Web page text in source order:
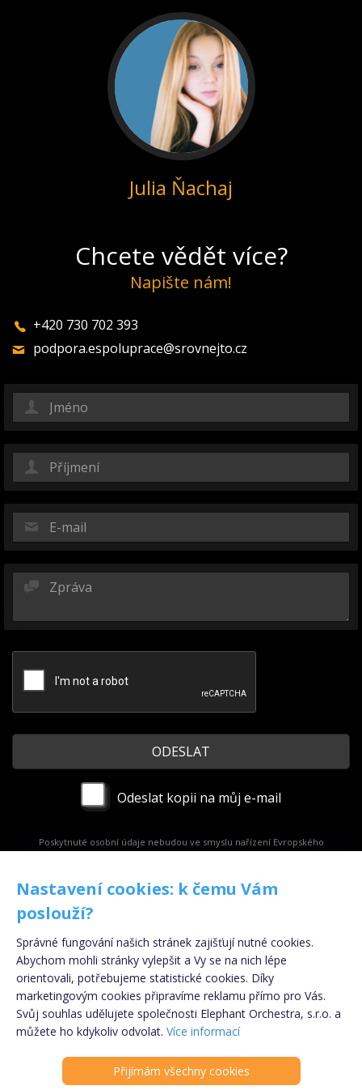
Julia Ňachaj
Chcete vědět více?
Napište nám!
+420 730 702 393
podpora.espoluprace@srovnejto.cz
Odeslat kopii na můj e-mail
Poskytnuté osobní údaje nebudou ve smyslu nařízení Evropského
parlamentu a Rady (EU) č. 2016/679 ze dne 27. dubna 2016, obecného nařízení
zodpovězení dotazu dojde k okamžité likvidaci osobních údajů.
Copyright © 2009 - 2024 - eSpolupráce.cz,
provozovatelem je Elephant Orchestra s.r.o., součástí
Klik.cz & ePojisteni.cz s.r.o.
Informace o souborech cookies|Podmínky
zpracování osobních údajů
Kontakt|Odhlášení z newsletteru
Registrujte seZDARMA
PARTNER
Nastavení cookies: k čemu Vám
poslouží?
Správné fungování našich stránek zajišťují nutné cookies.
Abychom mohli stránky vylepšit a Vy se na nich lépe
orientovali, potřebujeme statistické cookies. Díky
marketingovým cookies připravíme reklamu přímo pro Vás.
Svůj souhlas udělujete společnosti Elephant Orchestra, s.r.o. a
můžete ho kdykoliv odvolat. Více informací
Přijímám všechny cookies